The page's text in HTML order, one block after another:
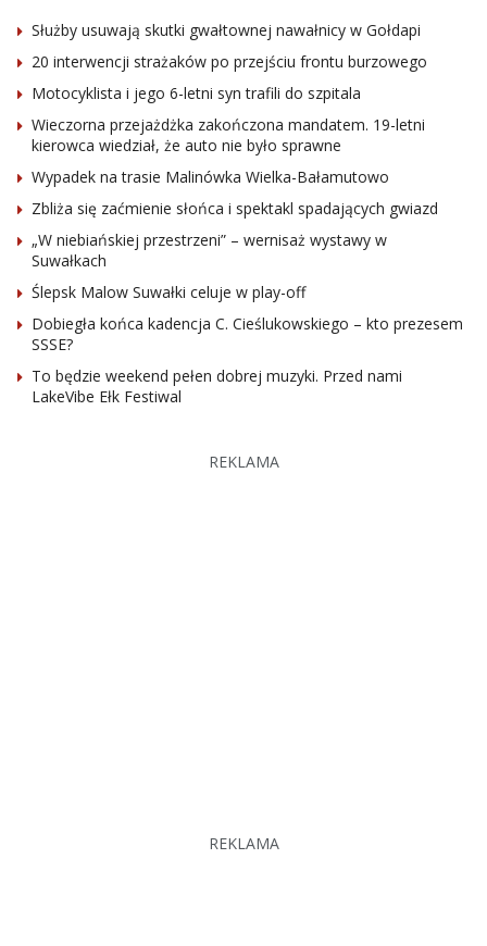
Służby usuwają skutki gwałtownej nawałnicy w Gołdapi
20 interwencji strażaków po przejściu frontu burzowego
Motocyklista i jego 6-letni syn trafili do szpitala
Wieczorna przejażdżka zakończona mandatem. 19-letni
kierowca wiedział, że auto nie było sprawne
Wypadek na trasie Malinówka Wielka-Bałamutowo
Zbliża się zaćmienie słońca i spektakl spadających gwiazd
„W niebiańskiej przestrzeni” – wernisaż wystawy w
Suwałkach
Ślepsk Malow Suwałki celuje w play-off
Dobiegła końca kadencja C. Cieślukowskiego – kto prezesem
SSSE?
To będzie weekend pełen dobrej muzyki. Przed nami
LakeVibe Ełk Festiwal
REKLAMA
REKLAMA